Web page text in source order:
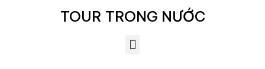
TOUR TRONG NƯỚC